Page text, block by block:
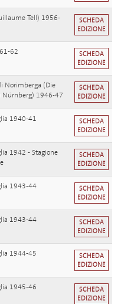
Tell) 1956-
SCHEDA
EDIZIONE
62
SCHEDA
EDIZIONE
Norimberga (Die
Nürnberg) 1946-47
SCHEDA
EDIZIONE
1940-41
SCHEDA
EDIZIONE
1942 - Stagione
SCHEDA
EDIZIONE
1943-44
SCHEDA
EDIZIONE
1943-44
SCHEDA
EDIZIONE
1944-45
SCHEDA
EDIZIONE
1945-46
SCHEDA
EDIZIONE